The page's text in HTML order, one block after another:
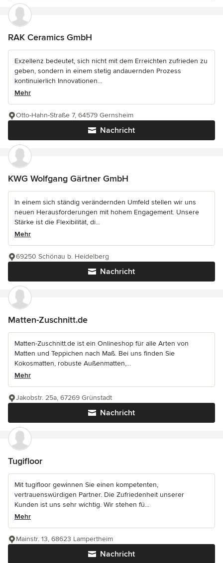
RAK Ceramics GmbH
Exzellenz bedeutet, sich nicht mit dem Erreichten zufrieden zu
geben, sondern in einem stetig andauernden Prozess
kontinuierlich Innovationen...
Mehr
Nachricht
Otto-Hahn-Straße 7, 64579 Gernsheim
KWG Wolfgang Gärtner GmbH
In einem sich ständig verändernden Umfeld stellen wir uns
neuen Herausforderungen mit hohem Engagement. Unsere
Stärke ist die Flexibilität, di...
Mehr
Nachricht
69250 Schönau b. Heidelberg
Matten-Zuschnitt.de
Matten-Zuschnitt.de ist ein Onlineshop für alle Arten von
Matten und Teppichen nach Maß. Bei uns finden Sie
Kokosmatten, robuste Außenmatten,...
Mehr
Nachricht
Jakobstr. 25a, 67269 Grünstadt
Tugifloor
Mit tugifloor gewinnen Sie einen kompetenten,
vertrauenswürdigen Partner. Die Zufriedenheit unserer
Kunden ist uns sehr wichtig. Wir stehen fü...
Mehr
Nachricht
Mainstr. 13, 68623 Lampertheim